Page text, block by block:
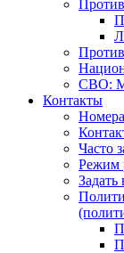
СВО:
Контакты
Часто
Режим
Задать